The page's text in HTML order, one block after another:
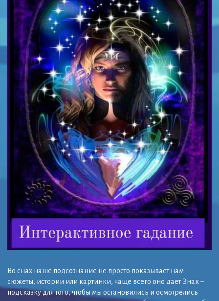
Во снах наше подсознание не просто показывает нам
сюжеты, истории или картинки, чаще всего оно дает Знак –
подсказку для того, чтобы мы остановились и осмотрелись